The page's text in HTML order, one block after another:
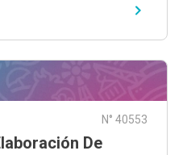
N° 40553
De